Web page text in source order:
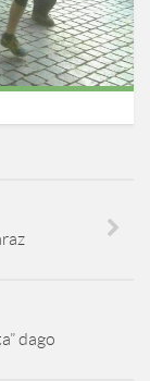
dago